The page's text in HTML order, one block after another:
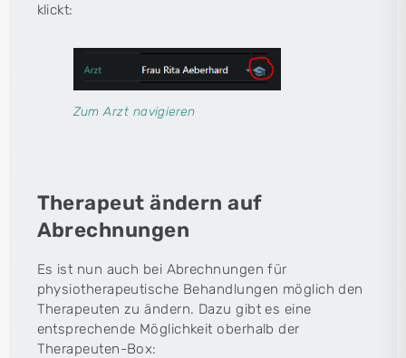
klickt:
Zum Arzt navigieren
Therapeut ändern auf
Abrechnungen
Es ist nun auch bei Abrechnungen für
physiotherapeutische Behandlungen möglich den
Therapeuten zu ändern. Dazu gibt es eine
entsprechende Möglichkeit oberhalb der
Therapeuten-Box: